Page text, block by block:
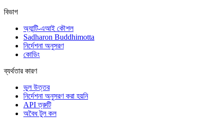
বিভাগ
অ্যান্টি-এআই কৌশল
Sadharon Buddhimotta
নির্দেশনা অনুসরণ
কোডিং
ব্যর্থতার কারণ
ভুল উত্তর
নির্দেশনা অনুসরণ করা হয়নি
API ত্রুটি
অবৈধ টুল কল